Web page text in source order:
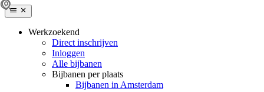
Werkzoekend
Direct inschrijven
Inloggen
Alle bijbanen
Bijbanen per plaats
Bijbanen in Amsterdam